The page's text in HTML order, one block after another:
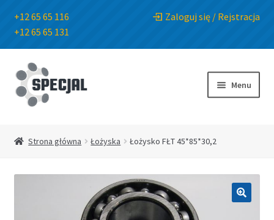
+12 65 65 116
+12 65 65 131
Zaloguj się / Rejstracja
Przejdź
do
nawigacji
Przejdź
do
treści
Menu
Strona główna Łożyska Łożysko FŁT 45*85*30,2